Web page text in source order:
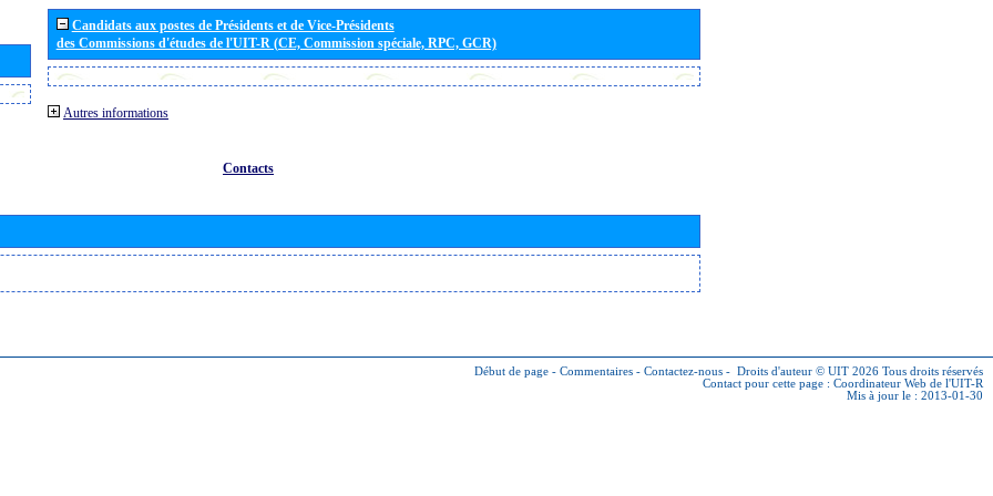
Candidats aux postes de Présidents et de Vice-Présidents
des Commissions d'études de l'UIT-R (CE, Commission spéciale, RPC, GCR)
Autres informations
Contacts
Début de page - Commentaires - Contactez-nous - Droits d'auteur © UIT 2026 Tous droits réservés
Contact pour cette page : Coordinateur Web de l'UIT-R
Mis à jour le : 2013-01-30